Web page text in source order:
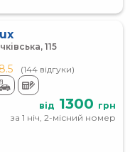
115
8.5 (144 відгуки)
від 1300 грн
за 1 ніч, 2-місний номер